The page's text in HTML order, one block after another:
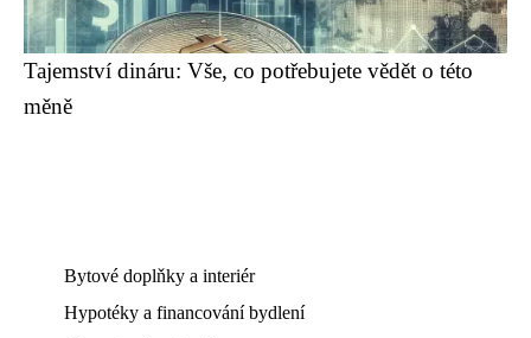
Tajemství dináru: Vše, co potřebujete vědět o této
měně
Bytové doplňky a interiér
Hypotéky a financování bydlení